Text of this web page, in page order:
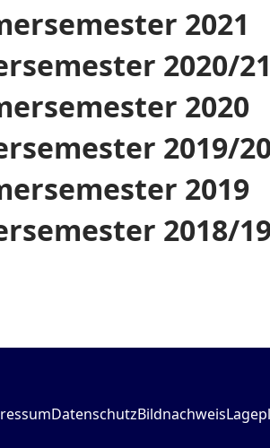
2021
2020/
2020
2019/
2019
2018/
DatenschutzBildnachweis